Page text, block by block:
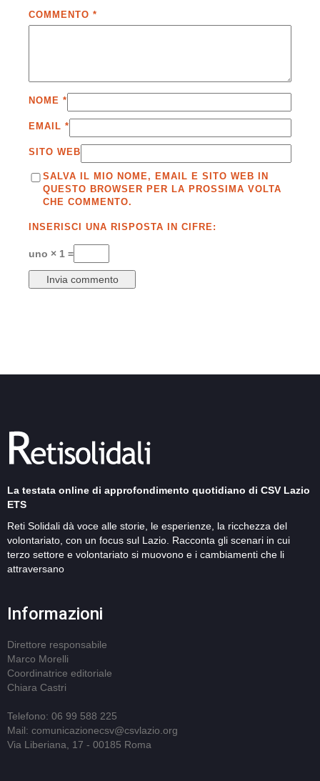
COMMENTO *
NOME *
EMAIL *
SITO WEB
SALVA IL MIO NOME, EMAIL E SITO WEB IN
QUESTO BROWSER PER LA PROSSIMA VOLTA
CHE COMMENTO.
INSERISCI UNA RISPOSTA IN CIFRE:
uno × 1 =
La testata online di approfondimento quotidiano di CSV Lazio
ETS
Reti Solidali dà voce alle storie, le esperienze, la ricchezza del
volontariato, con un focus sul Lazio. Racconta gli scenari in cui
terzo settore e volontariato si muovono e i cambiamenti che li
attraversano
Informazioni
Direttore responsabile
Marco Morelli
Coordinatrice editoriale
Chiara Castri
Telefono: 06 99 588 225
Mail: comunicazionecsv@csvlazio.org
Via Liberiana, 17 - 00185 Roma